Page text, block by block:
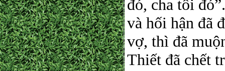
đó, cha tôi
và hối hận đã
vợ, thì đã
Thiết đã chết